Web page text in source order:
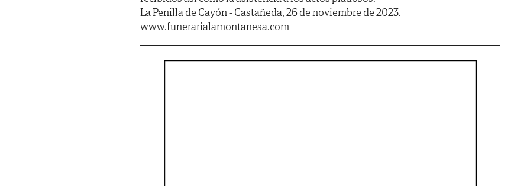
La Penilla de Cayón - Castañeda, 26 de noviembre de 2023.
www.funerarialamontanesa.com